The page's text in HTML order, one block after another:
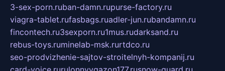
3-sex-porn.ruban-damn.rupurse-factory.ru
viagra-tablet.rufasbags.ruadler-jun.rubandamn.ru
fincontech.ru3sexporn.ru1mus.rudarksand.ru
rebus-toys.ruminelab-msk.rurtdco.ru
seo-prodvizhenie-sajtov-stroitelnyh-kompanij.ru